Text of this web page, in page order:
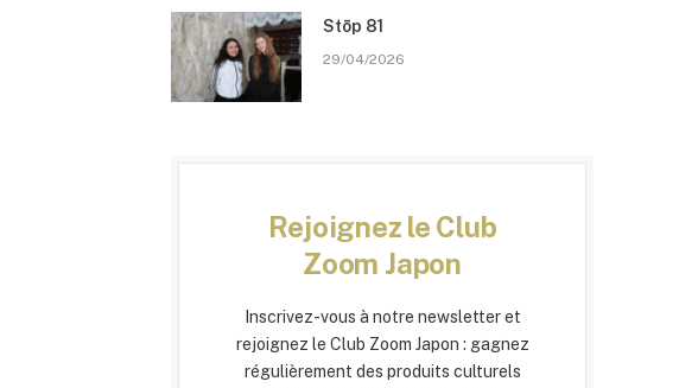
Stōp 81
29/04/2026
Rejoignez le Club
Zoom Japon
Inscrivez-vous à notre newsletter et
rejoignez le Club Zoom Japon : gagnez
régulièrement des produits culturels